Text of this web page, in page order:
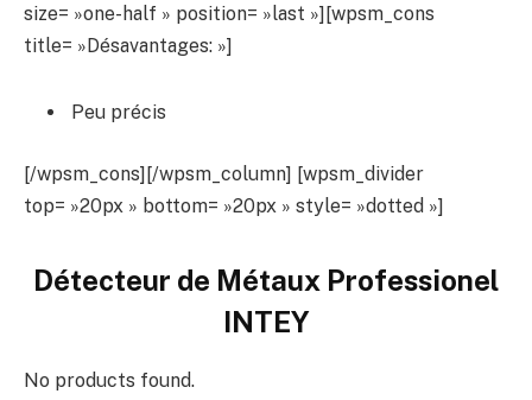
size= »one-half » position= »last »][wpsm_cons
title= »Désavantages: »]
Peu précis
[/wpsm_cons][/wpsm_column] [wpsm_divider
top= »20px » bottom= »20px » style= »dotted »]
Détecteur de Métaux Professionel
INTEY
No products found.